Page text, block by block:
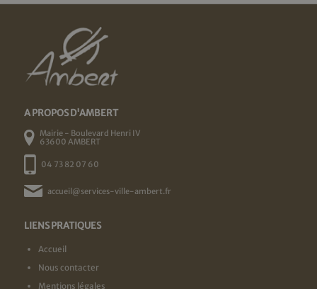
A PROPOS D'AMBERT
Mairie - Boulevard Henri IV
63600 AMBERT
04 73 82 07 60
accueil@services-ville-ambert.fr
LIENS PRATIQUES
Accueil
Nous contacter
Mentions légales